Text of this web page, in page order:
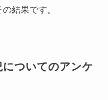
結果です。
ついてのアンケ